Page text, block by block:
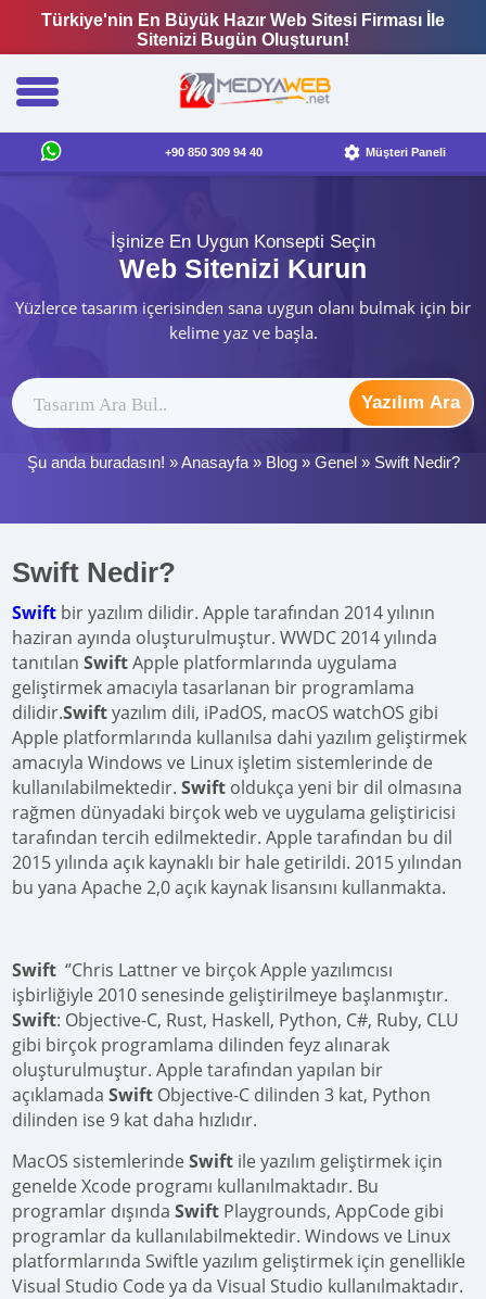
Türkiye'nin En Büyük Hazır Web Sitesi Firması İle
Sitenizi Bugün Oluşturun!
+90 850 309 94 40 Müşteri Paneli
İşinize En Uygun Konsepti Seçin
Web Sitenizi Kurun
Yüzlerce tasarım içerisinden sana uygun olanı bulmak için bir
kelime yaz ve başla.
Yazılım Ara
Şu anda buradasın! »Anasayfa» Blog» Genel» Swift Nedir?
Swift Nedir?
Swift bir yazılım dilidir. Apple tarafından 2014 yılının
haziran ayında oluşturulmuştur. WWDC 2014 yılında
tanıtılanSwiftApple platformlarında uygulama
geliştirmek amacıyla tasarlanan bir programlama
dilidir.Swiftyazılım dili, iPadOS, macOS watchOS gibi
Apple platformlarında kullanılsa dahi yazılım geliştirmek
amacıyla Windows ve Linux işletim sistemlerinde de
kullanılabilmektedir.Swift oldukça yeni bir dil olmasına
rağmen dünyadaki birçok web ve uygulama geliştiricisi
tarafından tercih edilmektedir. Apple tarafından bu dil
2015 yılında açık kaynaklı bir hale getirildi. 2015 yılından
bu yana Apache 2,0 açık kaynak lisansını kullanmakta.
Swift ‘’Chris Lattner ve birçok Apple yazılımcısı
işbirliğiyle 2010 senesinde geliştirilmeye başlanmıştır.
Swift: Objective-C, Rust, Haskell, Python, C#, Ruby, CLU
gibi birçok programlama dilinden feyz alınarak
oluşturulmuştur. Apple tarafından yapılan bir
açıklamadaSwift Objective-C dilinden 3 kat, Python
dilinden ise 9 kat daha hızlıdır.
MacOS sistemlerindeSwift ile yazılım geliştirmek için
genelde Xcode programı kullanılmaktadır. Bu
programlar dışındaSwift Playgrounds, AppCode gibi
programlar da kullanılabilmektedir. Windows ve Linux
platformlarında Swiftle yazılım geliştirmek için genellikle
Visual Studio Code ya da Visual Studio kullanılmaktadır.